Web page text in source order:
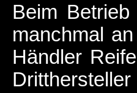
Beim
manchmal
Händler